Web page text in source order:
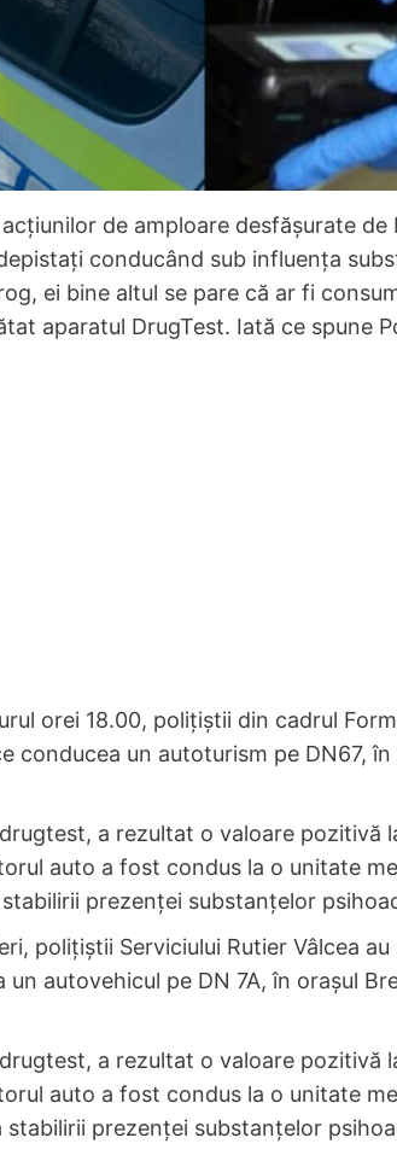
de amploare desfășurate de
conducând sub influența
ei bine altul se pare că ar fi
aparatul DrugTest. Iată ce spune
orei 18.00, polițiștii din cadrul
conducea un autoturism pe DN67,
a rezultat o valoare pozitivă
auto a fost condus la o unitate
prezenței substanțelor
polițiștii Serviciului Rutier Vâlcea
autovehicul pe DN 7A, în orașul
a rezultat o valoare pozitivă
auto a fost condus la o unitate
prezenței substanțelor